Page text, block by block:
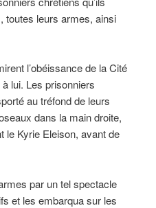
toutes leurs armes, ainsi
l’obéissance de la Cité
lui. Les prisonniers
au tréfond de leurs
dans la main droite,
le Kyrie Eleison, avant de
par un tel spectacle
et les embarqua sur ​​les